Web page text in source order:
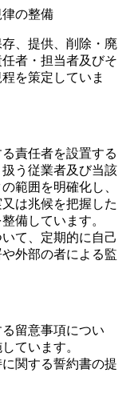
の整備
、提供、削除・廃
者・担当者及びそ
を策定していま
責任者を設置する
う従業者及び当該
範囲を明確化し、
は兆候を把握した
備しています。
て、定期的に自己
外部の者による監
留意事項につい
ています。
関する誓約書の提